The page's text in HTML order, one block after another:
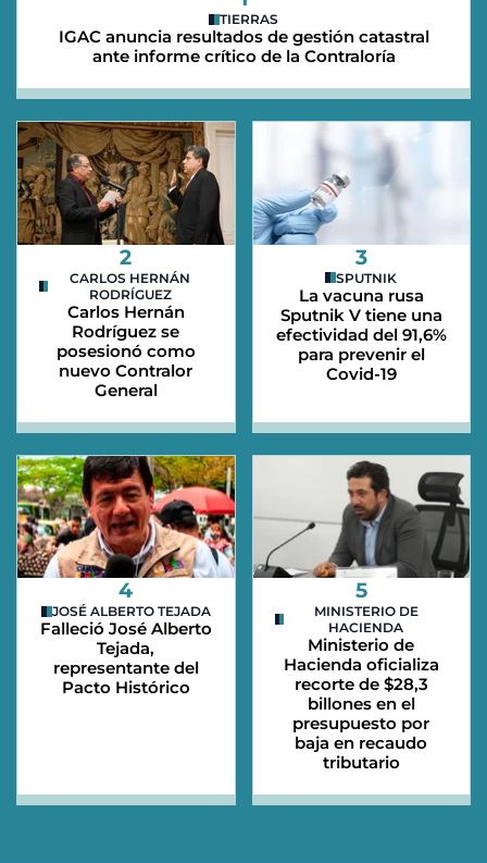
TIERRAS
IGAC anuncia resultados de gestión catastral
ante informe crítico de la Contraloría
2
CARLOS HERNÁN
RODRÍGUEZ
Carlos Hernán
Rodríguez se
posesionó como
nuevo Contralor
General
3
SPUTNIK
La vacuna rusa
Sputnik V tiene una
efectividad del 91,6%
para prevenir el
Covid-19
4
JOSÉ ALBERTO TEJADA
Falleció José Alberto
Tejada,
representante del
Pacto Histórico
5
MINISTERIO DE
HACIENDA
Ministerio de
Hacienda oficializa
recorte de $28,3
billones en el
presupuesto por
baja en recaudo
tributario